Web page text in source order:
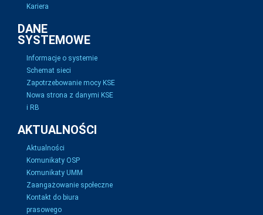
Kariera
DANE
SYSTEMOWE
Informacje o systemie
Schemat sieci
Zapotrzebowanie mocy KSE
Nowa strona z danymi KSE
i RB
AKTUALNOŚCI
Aktualności
Komunikaty OSP
Komunikaty UMM
Zaangażowanie społeczne
Kontakt do biura
prasowego